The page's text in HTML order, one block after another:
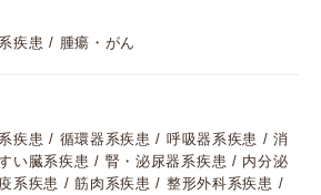
疾患 / 腫瘍・がん
疾患 / 循環器系疾患 / 呼吸器系疾患 / 消
い臓系疾患 / 腎・泌尿器系疾患 / 内分泌
系疾患 / 筋肉系疾患 / 整形外科系疾患 /